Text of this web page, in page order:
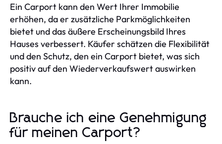
Ein Carport kann den Wert Ihrer Immobilie
erhöhen, da er zusätzliche Parkmöglichkeiten
bietet und das äußere Erscheinungsbild Ihres
Hauses verbessert. Käufer schätzen die Flexibilität
und den Schutz, den ein Carport bietet, was sich
positiv auf den Wiederverkaufswert auswirken
kann.
Brauche ich eine Genehmigung
für meinen Carport?